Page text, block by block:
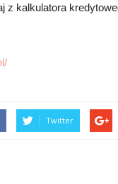
z kalkulatora
Twitter